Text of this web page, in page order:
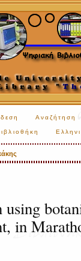
Αναζήτηση
in